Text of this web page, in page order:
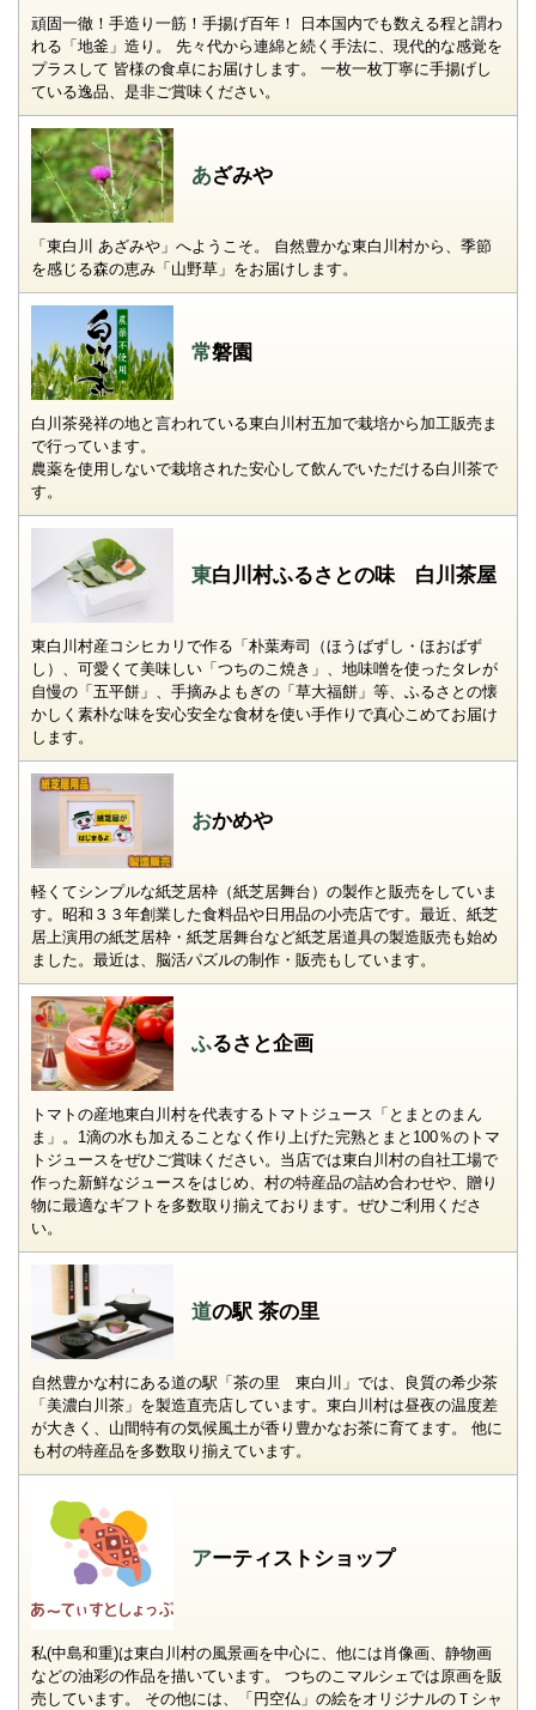
頑固一徹！手造り一筋！手揚げ百年！ 日本国内でも数える程と謂わ
れる「地釜」造り。 先々代から連綿と続く手法に、現代的な感覚を
プラスして 皆様の食卓にお届けします。 一枚一枚丁寧に手揚げし
ている逸品、是非ご賞味ください。
あざみや
「東白川 あざみや」へようこそ。 自然豊かな東白川村から、季節
を感じる森の恵み「山野草」をお届けします。
常磐園
白川茶発祥の地と言われている東白川村五加で栽培から加工販売ま
で行っています。
農薬を使用しないで栽培された安心して飲んでいただける白川茶で
す。
東白川村ふるさとの味 白川茶屋
東白川村産コシヒカリで作る「朴葉寿司（ほうばずし・ほおばず
し）、可愛くて美味しい「つちのこ焼き」、地味噌を使ったタレが
自慢の「五平餅」、手摘みよもぎの「草大福餅」等、ふるさとの懐
かしく素朴な味を安心安全な食材を使い手作りで真心こめてお届け
します。
おかめや
軽くてシンプルな紙芝居枠（紙芝居舞台）の製作と販売をしていま
す。昭和３３年創業した食料品や日用品の小売店です。最近、紙芝
居上演用の紙芝居枠・紙芝居舞台など紙芝居道具の製造販売も始め
ました。最近は、脳活パズルの制作・販売もしています。
ふるさと企画
トマトの産地東白川村を代表するトマトジュース「とまとのまん
ま」。1滴の水も加えることなく作り上げた完熟とまと100％のトマ
トジュースをぜひご賞味ください。当店では東白川村の自社工場で
作った新鮮なジュースをはじめ、村の特産品の詰め合わせや、贈り
物に最適なギフトを多数取り揃えております。ぜひご利用くださ
い。
道の駅 茶の里
自然豊かな村にある道の駅「茶の里 東白川」では、良質の希少茶
「美濃白川茶」を製造直売店しています。東白川村は昼夜の温度差
が大きく、山間特有の気候風土が香り豊かなお茶に育てます。 他に
も村の特産品を多数取り揃えています。
アーティストショップ
私(中島和重)は東白川村の風景画を中心に、他には肖像画、静物画
などの油彩の作品を描いています。 つちのこマルシェでは原画を販
売しています。 その他には、「円空仏」の絵をオリジナルのＴシャ